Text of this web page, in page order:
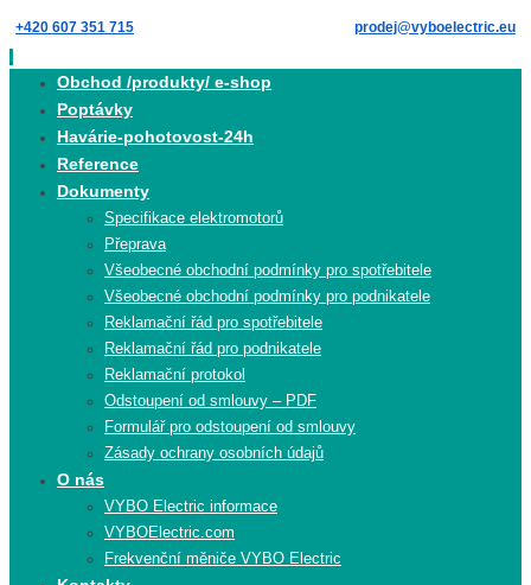
Skip
to
content
+420 607 351 715 prodej@vyboelectric.eu
Obchod /produkty/ e-shop
Poptávky
Havárie-pohotovost-24h
Reference
Dokumenty
Specifikace elektromotorů
Přeprava
Všeobecné obchodní podmínky pro spotřebitele
Všeobecné obchodní podmínky pro podnikatele
Reklamační řád pro spotřebitele
Reklamační řád pro podnikatele
Reklamační protokol
Odstoupení od smlouvy – PDF
Formulář pro odstoupení od smlouvy
Zásady ochrany osobních údajů
O nás
VYBO Electric informace
VYBOElectric.com
Frekvenční měniče VYBO Electric